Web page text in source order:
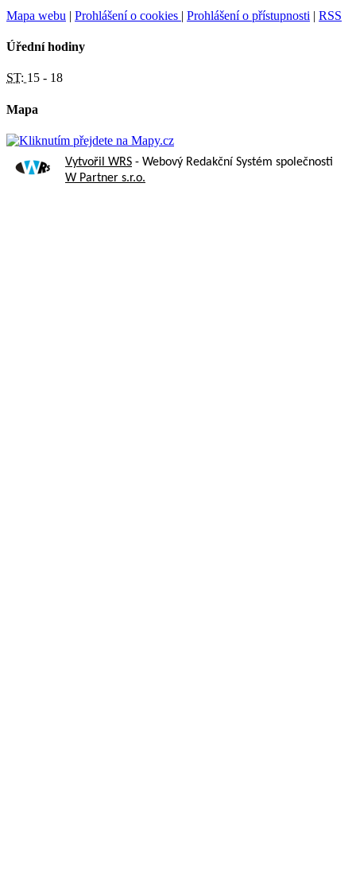
Mapa webu | Prohlášení o cookies | Prohlášení o přístupnosti | RSS
Úřední hodiny
ST: 15 - 18
Mapa
Vytvořil WRS - Webový Redakční Systém společnosti
W Partner s.r.o.